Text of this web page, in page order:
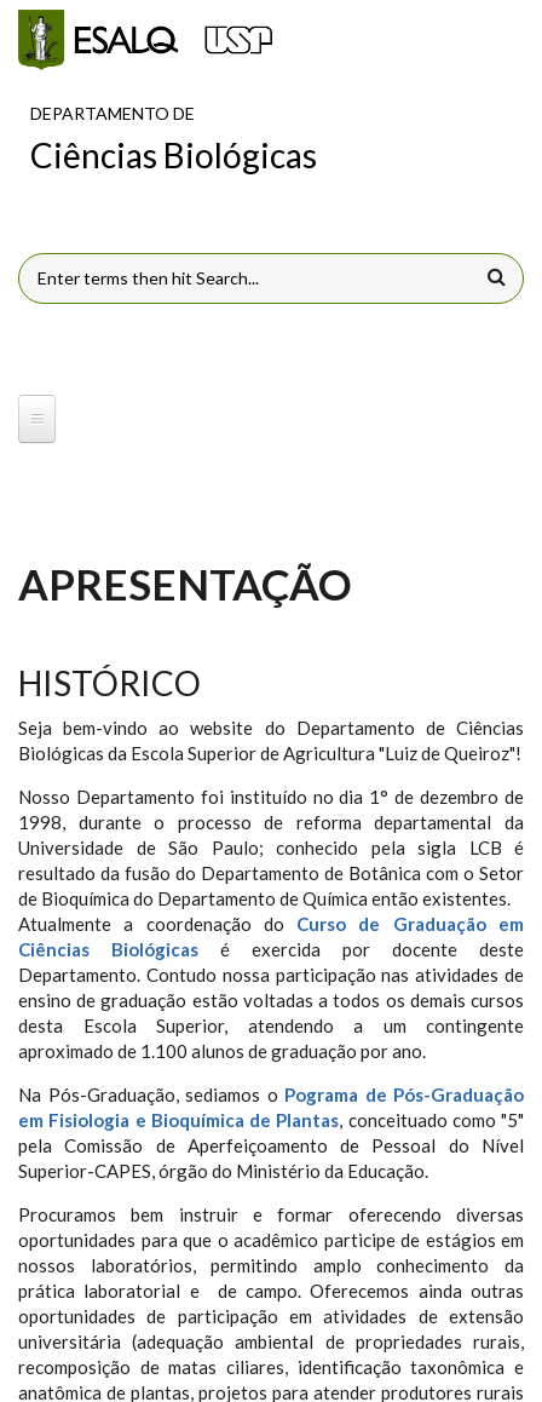
Pular para o conteúdo principal
DEPARTAMENTO DE
Ciências Biológicas
FORMULÁRIO DE BUSCA
APRESENTAÇÃO
HISTÓRICO
Seja bem-vindo ao website do Departamento de Ciências
Biológicas da Escola Superior de Agricultura "Luiz de Queiroz"!
Nosso Departamento foi instituído no dia 1° de dezembro de
1998, durante o processo de reforma departamental da
Universidade de São Paulo; conhecido pela sigla LCB é
resultado da fusão do Departamento de Botânica com o Setor
de Bioquímica do Departamento de Química então existentes.
Atualmente a coordenação do Curso de Graduação em
Ciências Biológicas é exercida por docente deste
Departamento. Contudo nossa participação nas atividades de
ensino de graduação estão voltadas a todos os demais cursos
desta Escola Superior, atendendo a um contingente
aproximado de 1.100 alunos de graduação por ano.
Na Pós-Graduação, sediamos o Pograma de Pós-Graduação
em Fisiologia e Bioquímica de Plantas, conceituado como "5"
pela Comissão de Aperfeiçoamento de Pessoal do Nível
Superior-CAPES, órgão do Ministério da Educação.
Procuramos bem instruir e formar oferecendo diversas
oportunidades para que o acadêmico participe de estágios em
nossos laboratórios, permitindo amplo conhecimento da
prática laboratorial e de campo. Oferecemos ainda outras
oportunidades de participação em atividades de extensão
universitária (adequação ambiental de propriedades rurais,
recomposição de matas ciliares, identificação taxonômica e
anatômica de plantas, projetos para atender produtores rurais